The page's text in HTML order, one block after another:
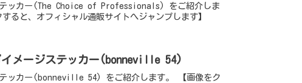
テッカー(The Choice of Professionals) をご紹介しま
ると、オフィシャル通販サイトへジャンプします】
イメージステッカー(bonneville 54)
テッカー(bonneville 54) をご紹介します。 【画像をク